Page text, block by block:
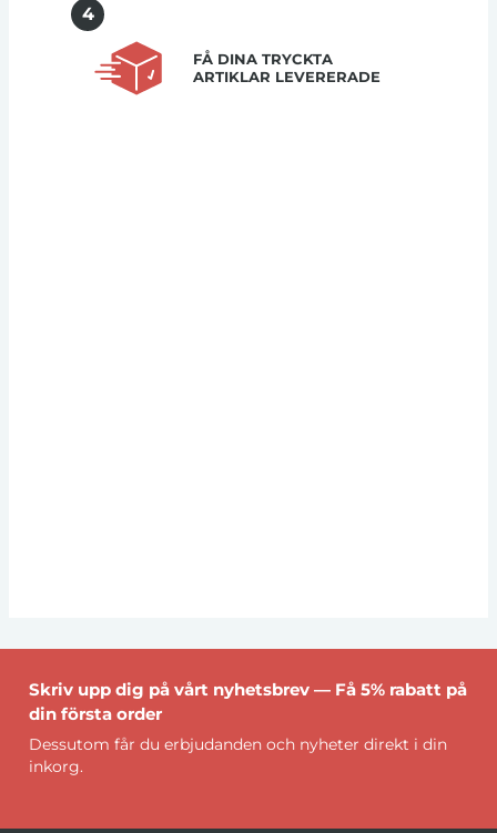
4
FÅ DINA TRYCKTA
ARTIKLAR LEVERERADE
Skriv upp dig på vårt nyhetsbrev — Få 5% rabatt på
din första order
Dessutom får du erbjudanden och nyheter direkt i din
inkorg.